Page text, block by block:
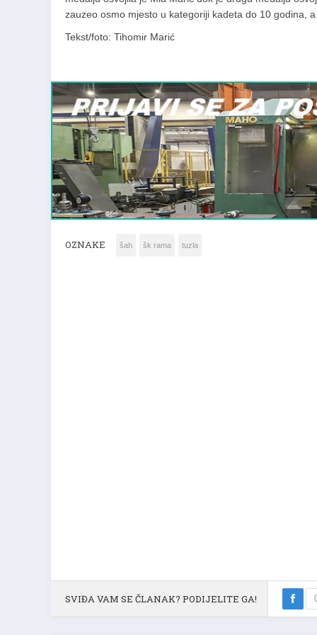
zauzeo osmo mjesto u kategoriji kadeta do 10 godina,
Tekst/foto: Tihomir Marić
OZNAKE
SVIĐA VAM SE ČLANAK? PODIJELITE GA!